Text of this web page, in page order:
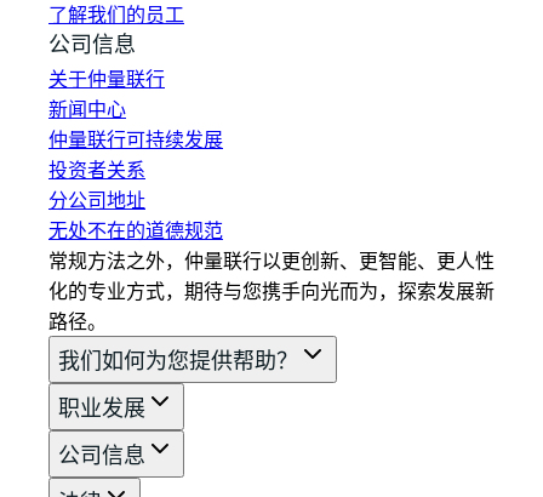
了解我们的员工
公司信息
关于仲量联行
新闻中心
仲量联行可持续发展
投资者关系
分公司地址
无处不在的道德规范
常规方法之外，仲量联行以更创新、更智能、更人性
化的专业方式，期待与您携手向光而为，探索发展新
路径。
我们如何为您提供帮助？
职业发展
公司信息